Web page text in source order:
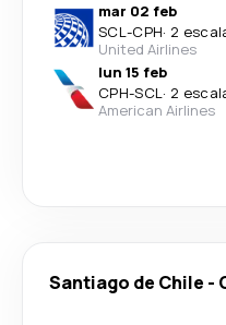
mar 02 feb
SCL-CPH· 2
United Airlines
lun 15 feb
CPH-SCL· 2
American Airlines
Santiago de Chile -